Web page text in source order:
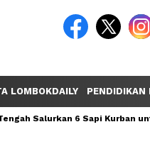
LOMBOKDAILY PENDIDIKAN
Salurkan 6 Sapi Kurban